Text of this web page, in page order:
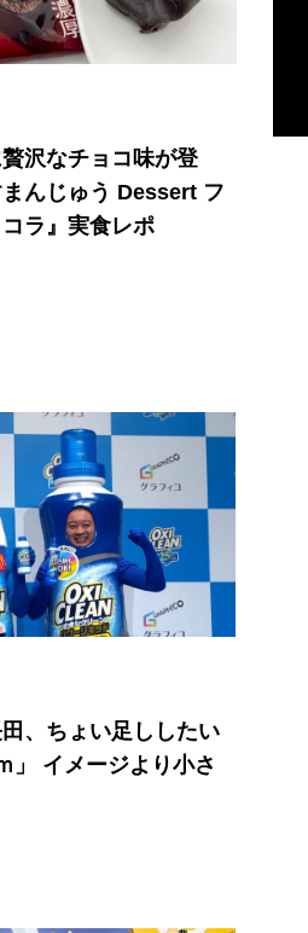
沢なチョコ味が登
んじゅう Dessert フ
ラ』実食レポ
、ちょい足ししたい
」 イメージより小さ